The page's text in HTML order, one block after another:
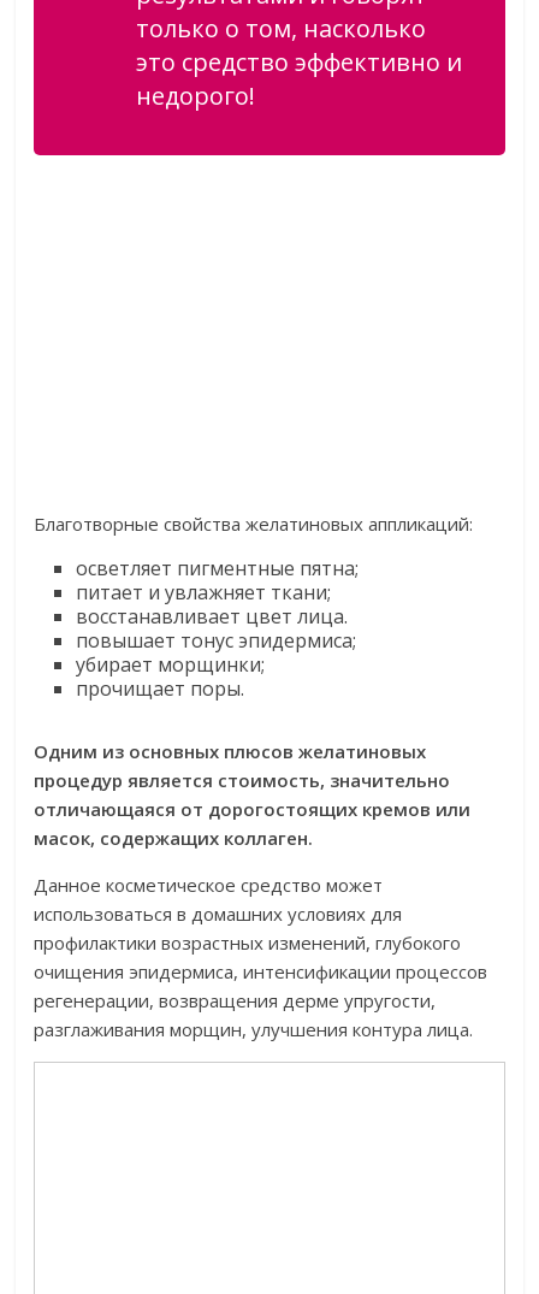
только о том, насколько
это средство эффективно и
недорого!
Благотворные свойства желатиновых аппликаций:
осветляет пигментные пятна;
питает и увлажняет ткани;
восстанавливает цвет лица.
повышает тонус эпидермиса;
убирает морщинки;
прочищает поры.
Одним из основных плюсов желатиновых
процедур является стоимость, значительно
отличающаяся от дорогостоящих кремов или
масок, содержащих коллаген.
Данное косметическое средство может
использоваться в домашних условиях для
профилактики возрастных изменений, глубокого
очищения эпидермиса, интенсификации процессов
регенерации, возвращения дерме упругости,
разглаживания морщин, улучшения контура лица.